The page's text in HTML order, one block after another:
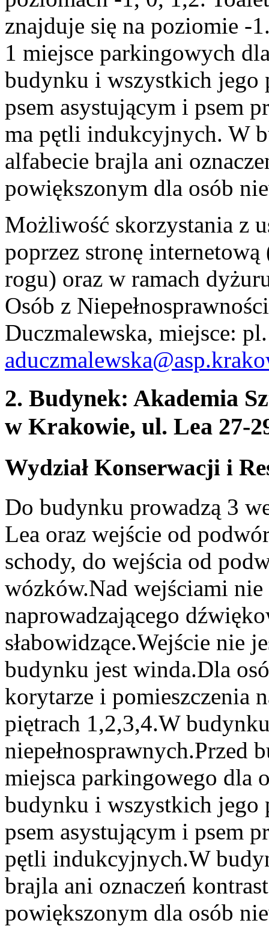
znajduje się na poziomie -
1 miejsce parkingowych
budynku i wszystkich jego
psem asystującym i psem
ma pętli indukcyjnych. W
alfabecie brajla ani
powiększonym dla osób
Możliwość skorzystania z
poprzez stronę
rogu) oraz w ramach
Osób z
Duczmalewska, miejsce:
2. Budynek: Akademia
w Krakowie, ul. Lea 27-
Wydział Konserwacji i
Do budynku prowadzą 3
Lea oraz wejście od
schody, do wejścia od
wózków.Nad wejściami nie
naprowadzającego
słabowidzące.Wejście nie
budynku jest winda.Dla
korytarze i pomieszczenia
piętrach 1,2,3,4.W
niepełnosprawnych.Przed
miejsca parkingowego dla
budynku i wszystkich jego
psem asystującym i psem
pętli indukcyjnych.W
brajla ani oznaczeń
powiększonym dla osób